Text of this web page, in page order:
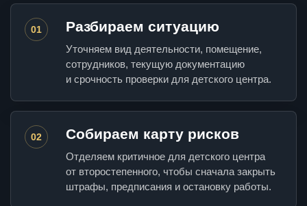
01 Разбираем ситуацию
Уточняем вид деятельности, помещение,
сотрудников, текущую документацию
и срочность проверки для детского центра.
02 Собираем карту рисков
Отделяем критичное для детского центра
от второстепенного, чтобы сначала закрыть
штрафы, предписания и остановку работы.